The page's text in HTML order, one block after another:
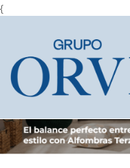
{